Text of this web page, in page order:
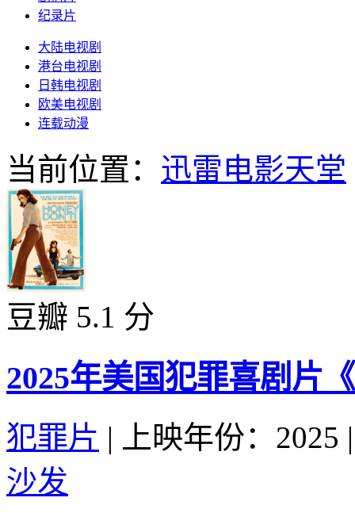
纪录片
大陆电视剧
港台电视剧
日韩电视剧
欧美电视剧
连载动漫
当前位置： 迅雷电影天堂
豆瓣 5.1 分
2025年美国犯罪喜剧片
犯罪片 | 上映年份：2025 |
沙发